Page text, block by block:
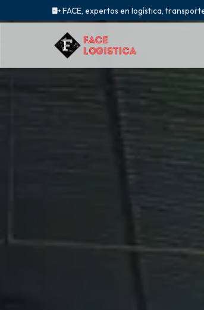
FACE, expertos en logística,